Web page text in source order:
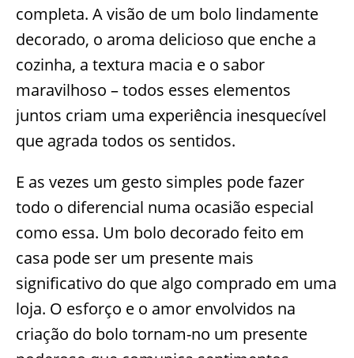
completa. A visão de um bolo lindamente
decorado, o aroma delicioso que enche a
cozinha, a textura macia e o sabor
maravilhoso – todos esses elementos
juntos criam uma experiência inesquecível
que agrada todos os sentidos.
E as vezes um gesto simples pode fazer
todo o diferencial numa ocasião especial
como essa. Um bolo decorado feito em
casa pode ser um presente mais
significativo do que algo comprado em uma
loja. O esforço e o amor envolvidos na
criação do bolo tornam-no um presente